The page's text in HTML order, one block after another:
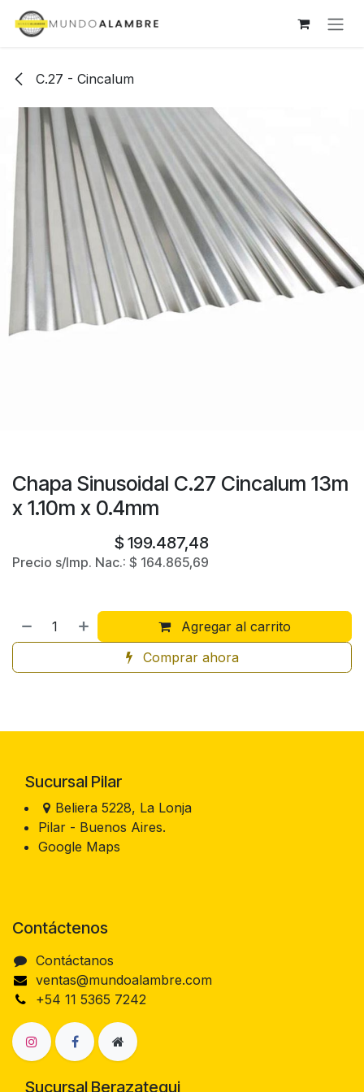
Ir al contenido
C.27 - Cincalum
Chapa Sinusoidal C.27 Cincalum 13m
x 1.10m x 0.4mm
$ 199.487,48
Precio s/Imp. Nac.: $ 164.865,69
Agregar al carrito
Comprar ahora
Sucursal Pilar
Beliera 5228, La Lonja
Pilar - Buenos Aires.
Google Maps
Contáctenos
Contáctanos
ventas@mundoalambre.com
+54 11 5365 7242
Sucursal Berazategui